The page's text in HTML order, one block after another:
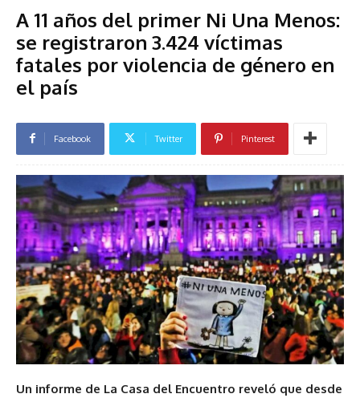
A 11 años del primer Ni Una Menos:
se registraron 3.424 víctimas
fatales por violencia de género en
el país
Facebook Twitter Pinterest
Un informe de La Casa del Encuentro reveló que desde